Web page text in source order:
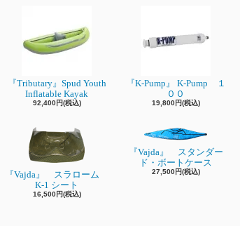
『Tributary』Spud Youth
Inflatable Kayak
92,400円(税込)
『K-Pump』 K-Pump １
００
19,800円(税込)
『Vajda』 スラローム
K-1 シート
16,500円(税込)
『Vajda』 スタンダー
ド・ボートケース
27,500円(税込)